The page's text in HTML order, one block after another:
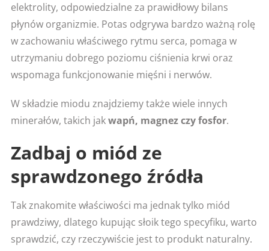
elektrolity, odpowiedzialne za prawidłowy bilans
płynów organizmie. Potas odgrywa bardzo ważną rolę
w zachowaniu właściwego rytmu serca, pomaga w
utrzymaniu dobrego poziomu ciśnienia krwi oraz
wspomaga funkcjonowanie mięśni i nerwów.
W składzie miodu znajdziemy także wiele innych
minerałów, takich jakwapń, magnez czy fosfor.
Zadbaj o miód ze
sprawdzonego źródła
Tak znakomite właściwości ma jednak tylko miód
prawdziwy, dlatego kupując słoik tego specyfiku, warto
sprawdzić, czy rzeczywiście jest to produkt naturalny.